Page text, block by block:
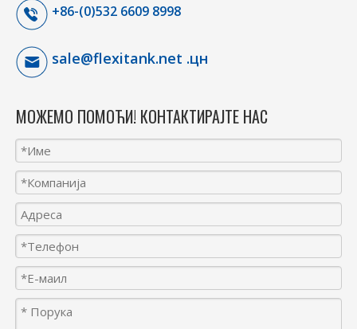
+86-(0)532 6609 8998
sale@flexitank.net .цн
МОЖЕМО ПОМОЋИ! КОНТАКТИРАЈТЕ НАС